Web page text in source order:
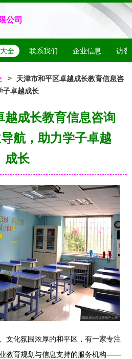
公司
全 联系我们 企业信息 访客
>
天津市和平区卓越成长教育信息咨
子卓越成长
越成长教育信息咨询
航，助力学子卓越
成长
文化氛围浓厚的和平区，有一家专注
教育规划与信息支持的服务机构——